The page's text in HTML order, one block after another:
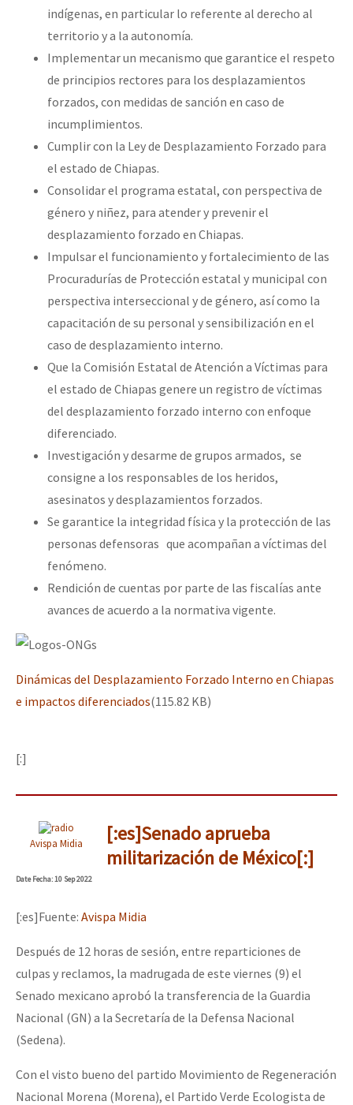
indígenas, en particular lo referente al derecho al
territorio y a la autonomía.
Implementar un mecanismo que garantice el respeto
de principios rectores para los desplazamientos
forzados, con medidas de sanción en caso de
incumplimientos.
Cumplir con la Ley de Desplazamiento Forzado para
el estado de Chiapas.
Consolidar el programa estatal, con perspectiva de
género y niñez, para atender y prevenir el
desplazamiento forzado en Chiapas.
Impulsar el funcionamiento y fortalecimiento de las
Procuradurías de Protección estatal y municipal con
perspectiva interseccional y de género, así como la
capacitación de su personal y sensibilización en el
caso de desplazamiento interno.
Que la Comisión Estatal de Atención a Víctimas para
el estado de Chiapas genere un registro de víctimas
del desplazamiento forzado interno con enfoque
diferenciado.
Investigación y desarme de grupos armados, se
consigne a los responsables de los heridos,
asesinatos y desplazamientos forzados.
Se garantice la integridad física y la protección de las
personas defensoras que acompañan a víctimas del
fenómeno.
Rendición de cuentas por parte de las fiscalías ante
avances de acuerdo a la normativa vigente.
Dinámicas del Desplazamiento Forzado Interno en Chiapas
e impactos diferenciados(115.82 KB)
[:]
Avispa Midia
[:es]Senado aprueba
militarización de México[:]
DateFecha: 10 Sep 2022
[:es]Fuente: Avispa Midia
Después de 12 horas de sesión, entre reparticiones de
culpas y reclamos, la madrugada de este viernes (9) el
Senado mexicano aprobó la transferencia de la Guardia
Nacional (GN) a la Secretaría de la Defensa Nacional
(Sedena).
Con el visto bueno del partido Movimiento de Regeneración
Nacional Morena (Morena), el Partido Verde Ecologista de